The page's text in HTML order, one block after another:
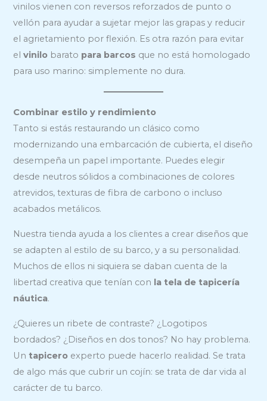
vinilos vienen con reversos reforzados de punto o
vellón para ayudar a sujetar mejor las grapas y reducir
el agrietamiento por flexión. Es otra razón para evitar
elvinilo barato para barcos que no está homologado
para uso marino: simplemente no dura.
Combinar estilo y rendimiento
Tanto si estás restaurando un clásico como
modernizando una embarcación de cubierta, el diseño
desempeña un papel importante. Puedes elegir
desde neutros sólidos a combinaciones de colores
atrevidos, texturas de fibra de carbono o incluso
acabados metálicos.
Nuestra tienda ayuda a los clientes a crear diseños que
se adapten al estilo de su barco, y a su personalidad.
Muchos de ellos ni siquiera se daban cuenta de la
libertad creativa que tenían con la tela de tapicería
náutica.
¿Quieres un ribete de contraste? ¿Logotipos
bordados? ¿Diseños en dos tonos? No hay problema.
Untapicero experto puede hacerlo realidad. Se trata
de algo más que cubrir un cojín: se trata de dar vida al
carácter de tu barco.